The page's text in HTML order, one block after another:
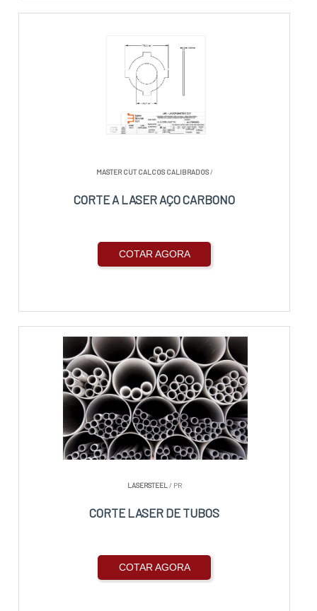
MASTER CUT CALCOS CALIBRADOS/
CORTE A LASER AÇO CARBONO
COTAR AGORA
LASERSTEEL/ PR
CORTE LASER DE TUBOS
COTAR AGORA